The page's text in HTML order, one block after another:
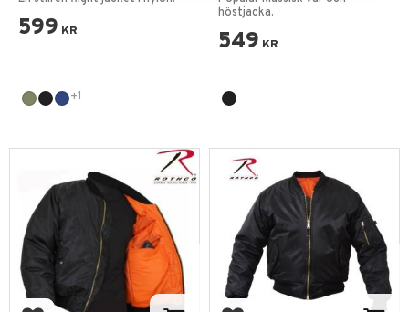
599 KR
+1
höstjacka.
549 KR